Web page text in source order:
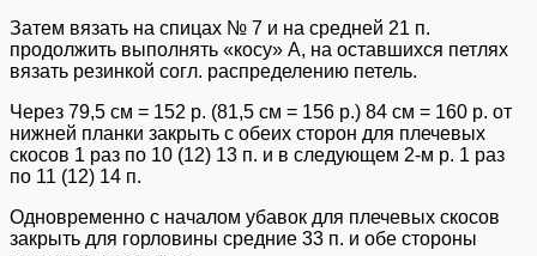
Затем вязать на спицах № 7 и на средней 21 п.
продолжить выполнять «косу» A, на оставшихся петлях
вязать резинкой согл. распределению петель.
Через 79,5 см = 152 р. (81,5 см = 156 р.) 84 см = 160 р. от
нижней планки закрыть с обеих сторон для плечевых
скосов 1 раз по 10 (12) 13 п. и в следующем 2-м р. 1 раз
по 11 (12) 14 п.
Одновременно с началом убавок для плечевых скосов
закрыть для горловины средние 33 п. и обе стороны